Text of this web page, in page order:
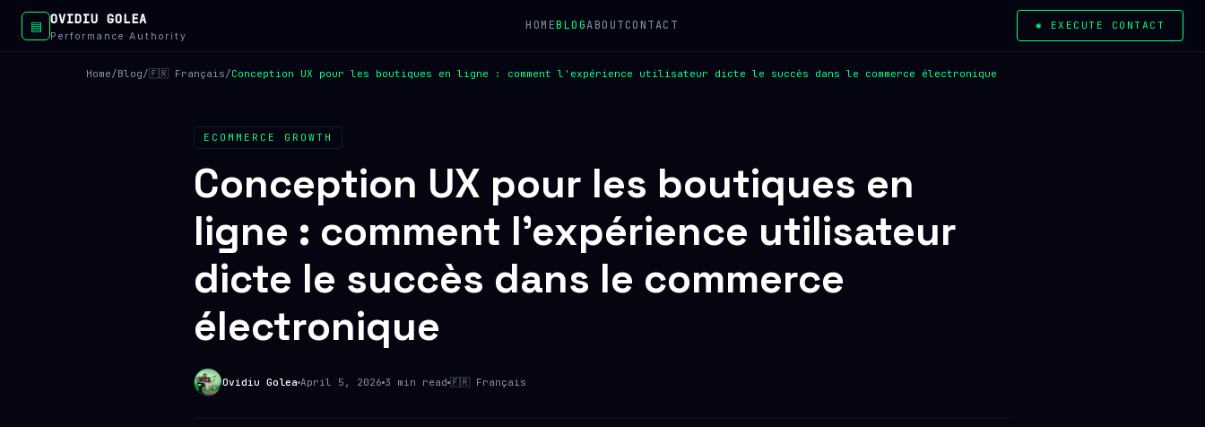
▤ OVIDIU GOLEA
Performance Authority
HOMEBLOGABOUTCONTACT ✺ EXECUTE CONTACT
Home/Blog/🇫🇷 Français/Conception UX pour les boutiques en ligne : comment l'expérience utilisateur dicte le succès dans le commerce électronique
ECOMMERCE GROWTH
Conception UX pour les boutiques en
ligne : comment l'expérience utilisateur
dicte le succès dans le commerce
électronique
Ovidiu Golea April 5, 2026 3 min read 🇫🇷 Français